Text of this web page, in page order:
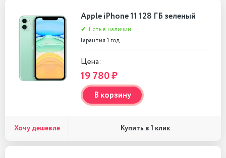
Apple iPhone 11 128 ГБ зеленый
✔ Есть в наличии
Гарантия 1 год
Цена:
19 780 ₽
В корзину
Хочу дешевле Купить в 1 клик